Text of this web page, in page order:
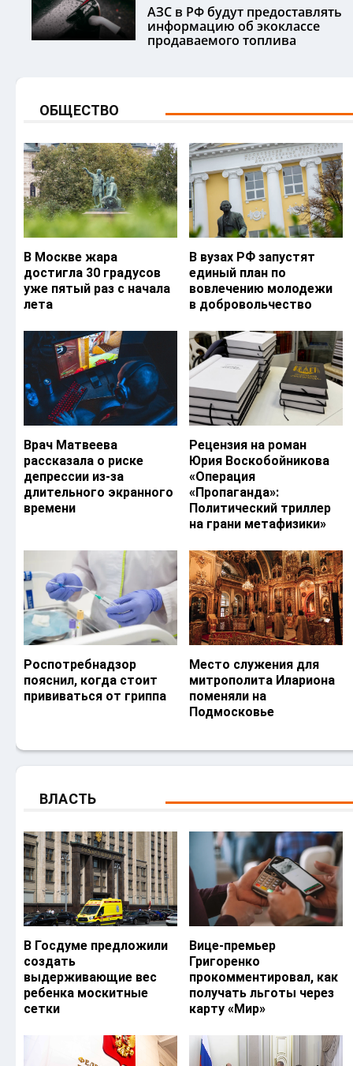
АЗС в РФ будут предоставлять
информацию об экоклассе
продаваемого топлива
ОБЩЕСТВО
В Москве жара
достигла 30 градусов
уже пятый раз с начала
лета
В вузах РФ запустят
единый план по
вовлечению молодежи
в добровольчество
Врач Матвеева
рассказала о риске
депрессии из-за
длительного экранного
времени
Рецензия на роман
Юрия Воскобойникова
«Операция
«Пропаганда»:
Политический триллер
на грани метафизики»
Роспотребнадзор
пояснил, когда стоит
прививаться от гриппа
Место служения для
митрополита Илариона
поменяли на
Подмосковье
ВЛАСТЬ
В Госдуме предложили
создать
выдерживающие вес
ребенка москитные
сетки
Вице-премьер
Григоренко
прокомментировал, как
получать льготы через
карту «Мир»